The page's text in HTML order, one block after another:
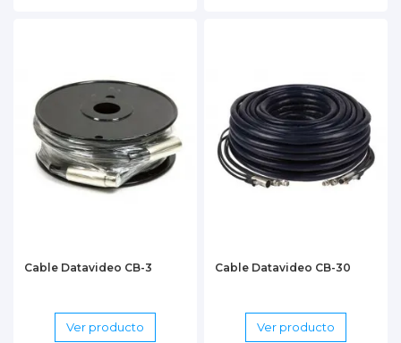
Cable Datavideo CB-3
Ver producto
Cable Datavideo CB-30
Ver producto